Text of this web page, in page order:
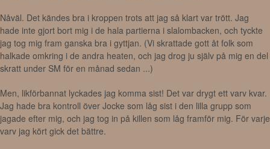
Nåväl. Det kändes bra i kroppen trots att jag så klart var trött. Jag
hade inte gjort bort mig i de hala partierna i slalombacken, och tyckte
jag tog mig fram ganska bra i gyttjan. (Vi skrattade gott åt folk som
halkade omkring i de andra heaten, och jag drog ju själv på mig en del
skratt under SM för en månad sedan ...)
Men, likförbannat lyckades jag komma sist! Det var drygt ett varv kvar.
Jag hade bra kontroll över Jocke som låg sist i den lilla grupp som
jagade efter mig, och jag tog in på killen som låg framför mig. För varje
varv jag kört gick det bättre.